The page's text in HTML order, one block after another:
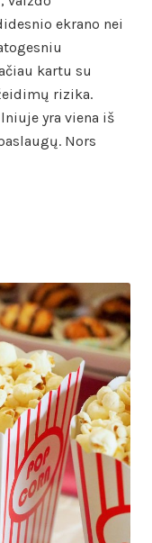
ekrano nei
kartu su
rizika.
yra viena iš
Nors